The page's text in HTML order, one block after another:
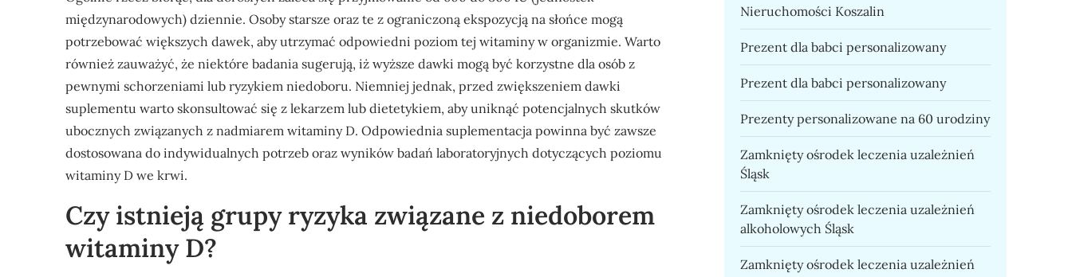
międzynarodowych) dziennie. Osoby starsze oraz te z ograniczoną ekspozycją na słońce mogą
potrzebować większych dawek, aby utrzymać odpowiedni poziom tej witaminy w organizmie. Warto
również zauważyć, że niektóre badania sugerują, iż wyższe dawki mogą być korzystne dla osób z
pewnymi schorzeniami lub ryzykiem niedoboru. Niemniej jednak, przed zwiększeniem dawki
suplementu warto skonsultować się z lekarzem lub dietetykiem, aby uniknąć potencjalnych skutków
ubocznych związanych z nadmiarem witaminy D. Odpowiednia suplementacja powinna być zawsze
dostosowana do indywidualnych potrzeb oraz wyników badań laboratoryjnych dotyczących poziomu
witaminy D we krwi.
Czy istnieją grupy ryzyka związane z niedoborem
witaminy D?
Nieruchomości Koszalin
Prezent dla babci personalizowany
Prezent dla babci personalizowany
Prezenty personalizowane na 60 urodziny
Zamknięty ośrodek leczenia uzależnień
Śląsk
Zamknięty ośrodek leczenia uzależnień
alkoholowych Śląsk
Zamknięty ośrodek leczenia uzależnień